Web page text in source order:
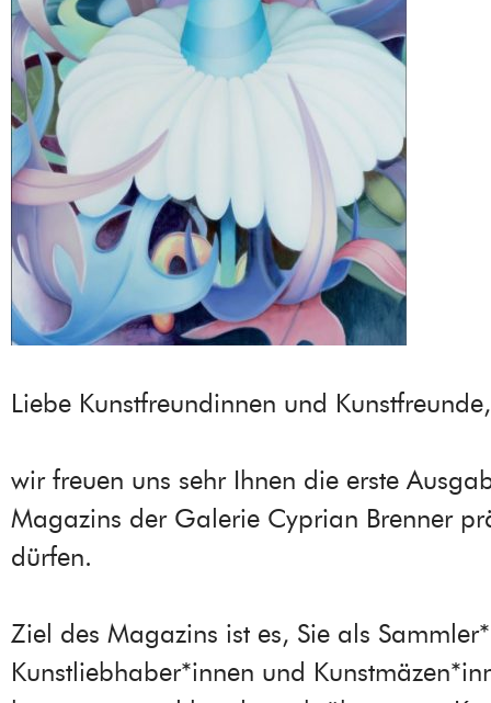
Liebe Kunstfreundinnen und Kunstfreunde,
wir freuen uns sehr Ihnen die erste
Magazins der Galerie Cyprian Brenner
dürfen.
Ziel des Magazins ist es, Sie als
Kunstliebhaber*innen und